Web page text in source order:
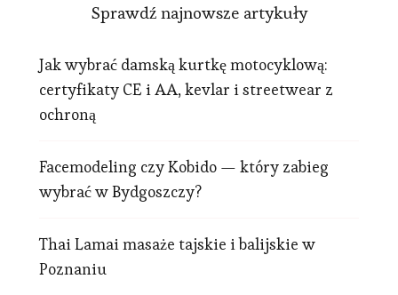
Sprawdź najnowsze artykuły
Jak wybrać damską kurtkę motocyklową:
certyfikaty CE i AA, kevlar i streetwear z
ochroną
Facemodeling czy Kobido — który zabieg
wybrać w Bydgoszczy?
Thai Lamai masaże tajskie i balijskie w
Poznaniu